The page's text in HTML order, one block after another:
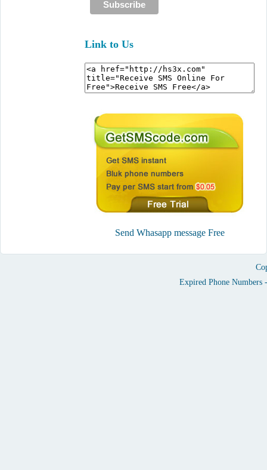
Link to Us
Send Whasapp message Free
Expired Phone Numbers